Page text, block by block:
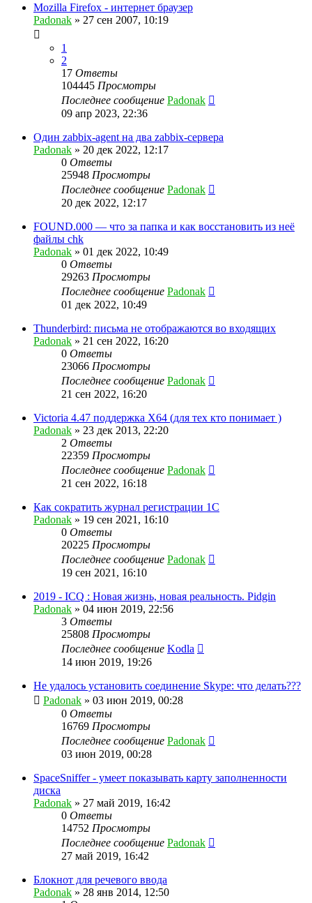
Mozilla Firefox - интернет браузер
Padonak » 27 сен 2007, 10:19
1
2
17 Ответы
104445 Просмотры
Последнее сообщение Padonak
09 апр 2023, 22:36
Один zabbix-agent на два zabbix-сервера
Padonak » 20 дек 2022, 12:17
0 Ответы
25948 Просмотры
Последнее сообщение Padonak
20 дек 2022, 12:17
FOUND.000 — что за папка и как восстановить из неё
файлы chk
Padonak » 01 дек 2022, 10:49
0 Ответы
29263 Просмотры
Последнее сообщение Padonak
01 дек 2022, 10:49
Thunderbird: письма не отображаются во входящих
Padonak » 21 сен 2022, 16:20
0 Ответы
23066 Просмотры
Последнее сообщение Padonak
21 сен 2022, 16:20
Victoria 4.47 поддержка X64 (для тех кто понимает )
Padonak » 23 дек 2013, 22:20
2 Ответы
22359 Просмотры
Последнее сообщение Padonak
21 сен 2022, 16:18
Как сократить журнал регистрации 1С
Padonak » 19 сен 2021, 16:10
0 Ответы
20225 Просмотры
Последнее сообщение Padonak
19 сен 2021, 16:10
2019 - ICQ : Новая жизнь, новая реальность. Pidgin
Padonak » 04 июн 2019, 22:56
3 Ответы
25808 Просмотры
Последнее сообщение Kodla
14 июн 2019, 19:26
Не удалось установить соединение Skype: что делать???
Padonak » 03 июн 2019, 00:28
0 Ответы
16769 Просмотры
Последнее сообщение Padonak
03 июн 2019, 00:28
SpaceSniffer - умеет показывать карту заполненности
диска
Padonak » 27 май 2019, 16:42
0 Ответы
14752 Просмотры
Последнее сообщение Padonak
27 май 2019, 16:42
Блокнот для речевого ввода
Padonak » 28 янв 2014, 12:50